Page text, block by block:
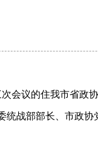
会议的住我市省政
统战部部长、市政